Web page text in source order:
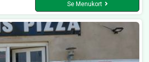
Se Menukort